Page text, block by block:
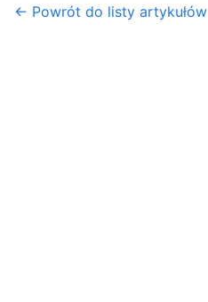
← Powrót do listy artykułów